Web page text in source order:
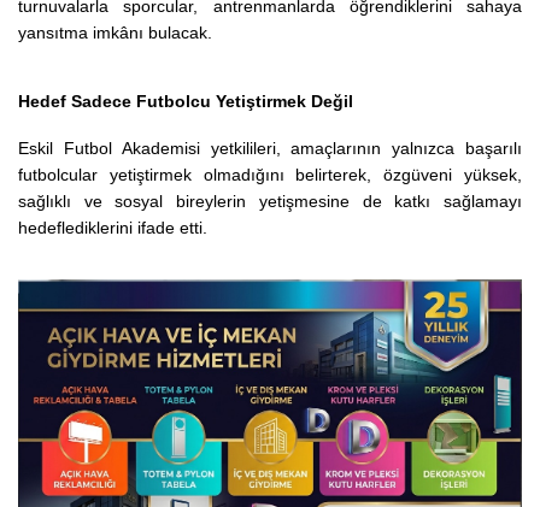
turnuvalarla sporcular, antrenmanlarda öğrendiklerini sahaya
yansıtma imkânı bulacak.
Hedef Sadece Futbolcu Yetiştirmek Değil
Eskil Futbol Akademisi yetkilileri, amaçlarının yalnızca başarılı
futbolcular yetiştirmek olmadığını belirterek, özgüveni yüksek,
sağlıklı ve sosyal bireylerin yetişmesine de katkı sağlamayı
hedeflediklerini ifade etti.